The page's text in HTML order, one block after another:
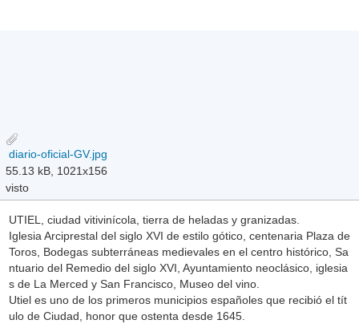
diario-oficial-GV.jpg
55.13 kB, 1021x156
visto
UTIEL, ciudad vitivinícola, tierra de heladas y granizadas.
Iglesia Arciprestal del siglo XVI de estilo gótico, centenaria Plaza de
Toros, Bodegas subterráneas medievales en el centro histórico, Sa
ntuario del Remedio del siglo XVI, Ayuntamiento neoclásico, iglesia
s de La Merced y San Francisco, Museo del vino.
Utiel es uno de los primeros municipios españoles que recibió el tít
ulo de Ciudad, honor que ostenta desde 1645.